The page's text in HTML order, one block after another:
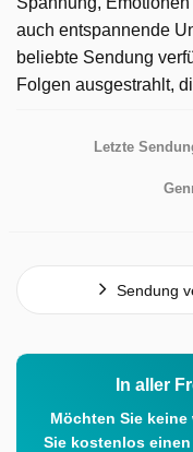
auch entspannende
beliebte Sendung
Folgen ausgestrahlt,
Letzte
Sendung
In aller
Möchten Sie
Sie kostenlos